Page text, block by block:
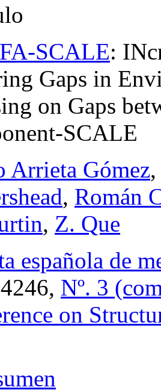
SCALE:
Gaps in
on Gaps
SCALE
Arrieta Gómez
, Román
, Z. Que
española de
Nº. 3
on